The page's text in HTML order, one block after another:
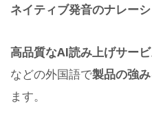
ネイティブ発音のナレー
高品質なAI読み上げサー
などの外国語で製品の強
ます。